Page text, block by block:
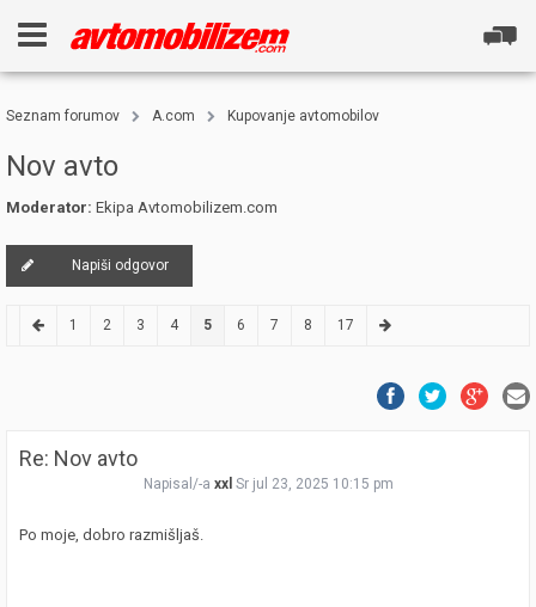
Seznam forumov A.com Kupovanje avtomobilov
Nov avto
Moderator: Ekipa Avtomobilizem.com
Napiši odgovor
1 2 3 4 5 6 7 8 17
Re: Nov avto
Napisal/-a xxl Sr jul 23, 2025 10:15 pm
Po moje, dobro razmišljaš.